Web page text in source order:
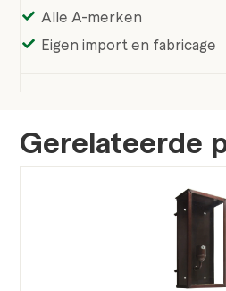
Alle A-merken
Eigen import en fabricage
Gerelateerde